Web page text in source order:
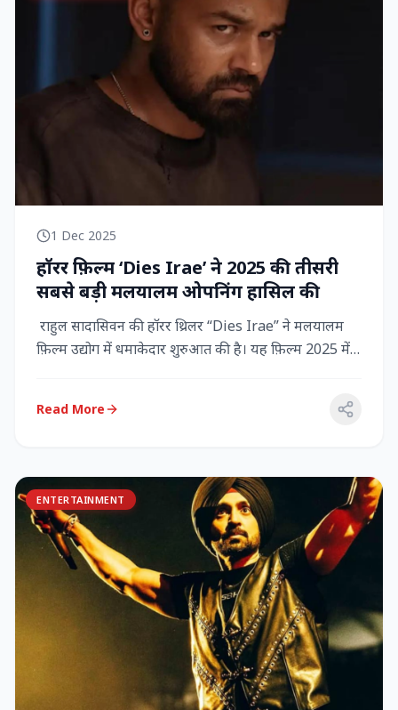
1 Dec 2025
हॉरर फ़िल्म ‘Dies Irae’ ने 2025 की तीसरी
सबसे बड़ी मलयालम ओपनिंग हासिल की
राहुल सादासिवन की हॉरर थ्रिलर “Dies Irae” ने मलयालम
फ़िल्म उद्योग में धमाकेदार शुरुआत की है। यह फ़िल्म 2025 में
Read More
ENTERTAINMENT